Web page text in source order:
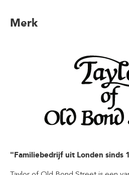
Merk
"Familiebedrijf uit Londen sinds